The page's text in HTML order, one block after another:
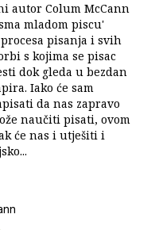
autor Colum McCann
mladom piscu'
pisanja i svih
s kojima se pisac
dok gleda u bezdan
Iako će sam
da nas zapravo
naučiti pisati, ovom
će nas i utješiti i